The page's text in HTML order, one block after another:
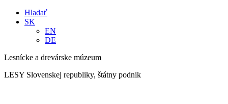
Hladať
SK
EN
DE
Lesnícke a drevárske múzeum
LESY Slovenskej republiky, štátny podnik